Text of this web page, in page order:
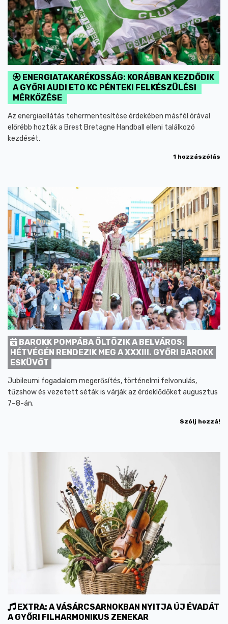
ENERGIATAKARÉKOSSÁG: KORÁBBAN KEZDŐDIK
A GYŐRI AUDI ETO KC PÉNTEKI FELKÉSZÜLÉSI
MÉRKŐZÉSE
Az energiaellátás tehermentesítése érdekében másfél órával
előrébb hozták a Brest Bretagne Handball elleni találkozó
kezdését.
1 hozzászólás
BAROKK POMPÁBA ÖLTÖZIK A BELVÁROS:
HÉTVÉGÉN RENDEZIK MEG A XXXIII. GYŐRI BAROKK
ESKÜVŐT
Jubileumi fogadalom megerősítés, történelmi felvonulás,
tűzshow és vezetett séták is várják az érdeklődőket augusztus
7–8-án.
Szólj hozzá!
EXTRA: A VÁSÁRCSARNOKBAN NYITJA ÚJ ÉVADÁT
A GYŐRI FILHARMONIKUS ZENEKAR